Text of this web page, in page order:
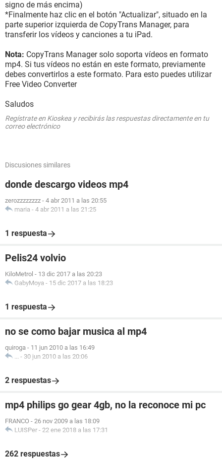
signo de más encima)
*Finalmente haz clic en el botón "Actualizar", situado en la
parte superior izquierda de CopyTrans Manager, para
transferir los vídeos y canciones a tu iPad.
Nota: CopyTrans Manager solo soporta vídeos en formato
mp4. Si tus vídeos no están en este formato, previamente
debes convertirlos a este formato. Para esto puedes utilizar
Free Video Converter
Saludos
Regístrate en Kioskea y recibirás las respuestas directamente en tu
correo electrónico
Discusiones similares
donde descargo videos mp4
zerozzzzzzzz - 4 abr 2011 a las 20:55
maria - 4 abr 2011 a las 21:25
1 respuesta
Pelis24 volvio
KiloMetrol - 13 dic 2017 a las 20:23
GabyMoya - 15 dic 2017 a las 18:23
1 respuesta
no se como bajar musica al mp4
quiroga - 11 jun 2010 a las 16:49
... - 30 jun 2010 a las 20:06
2 respuestas
mp4 philips go gear 4gb, no la reconoce mi pc
FRANCO - 26 nov 2009 a las 18:09
LUISPer - 22 ene 2018 a las 17:31
262 respuestas